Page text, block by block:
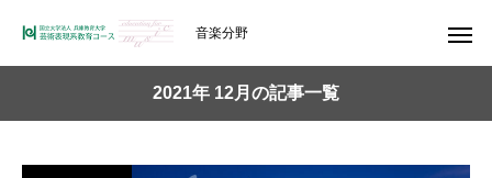
音楽分野
2021年 12月の記事一覧